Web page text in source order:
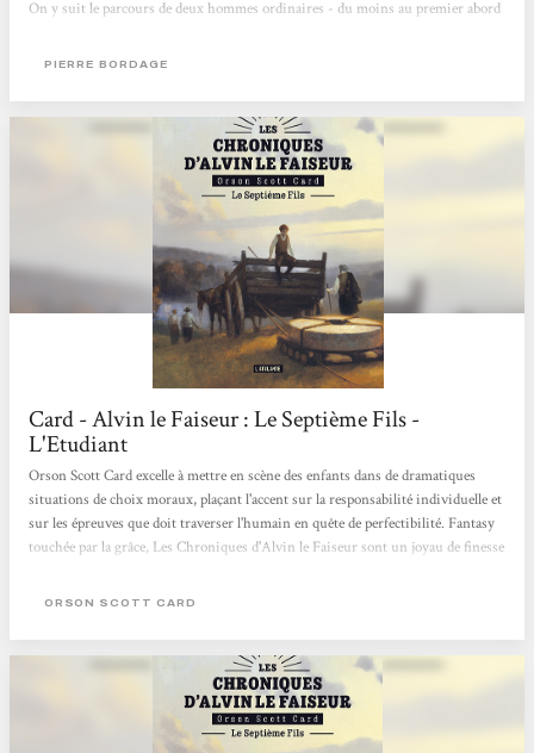
On y suit le parcours de deux hommes ordinaires - du moins au premier abord
française. Roman historique déjà car, à suivre le parcours de ces deux
PIERRE BORDAGE
Card - Alvin le Faiseur : Le Septième Fils -
L'Etudiant
Orson Scott Card excelle à mettre en scène des enfants dans de dramatiques
situations de choix moraux, plaçant l'accent sur la responsabilité individuelle et
sur les épreuves que doit traverser l'humain en quête de perfectibilité. Fantasy
touchée par la grâce, Les Chroniques d'Alvin le Faiseur sont un joyau de finesse
ORSON SCOTT CARD